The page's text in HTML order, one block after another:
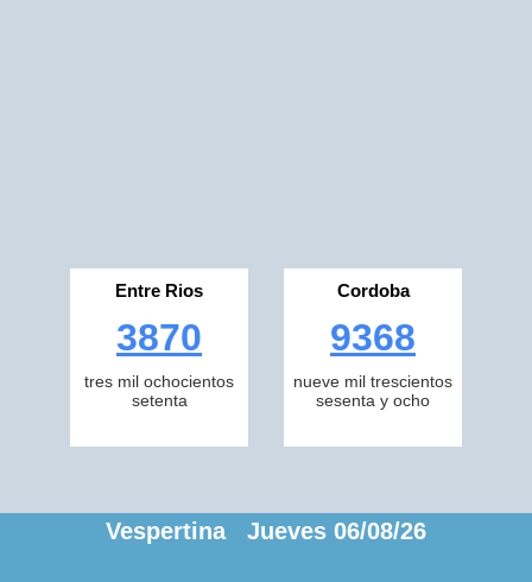
Entre Rios
3870
tres mil ochocientos
setenta
Cordoba
9368
nueve mil trescientos
sesenta y ocho
Vespertina Jueves 06/08/26